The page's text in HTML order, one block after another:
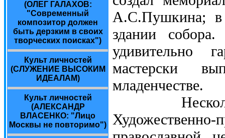
(ОЛЕГ ГАЛАХОВ:
"Современный
композитор должен
быть дерзким в своих
творческих поисках")
Культ личностей
(СЛУЖЕНИЕ ВЫСОКИМ
ИДЕАЛАМ)
Культ личностей
(АЛЕКСАНДР
ВЛАСЕНКО: "Лицо
Москвы не повторимо")
А.С.Пушкина; в
здании
удивительно
мастерски
младенчестве.
Несколько
Художественно-